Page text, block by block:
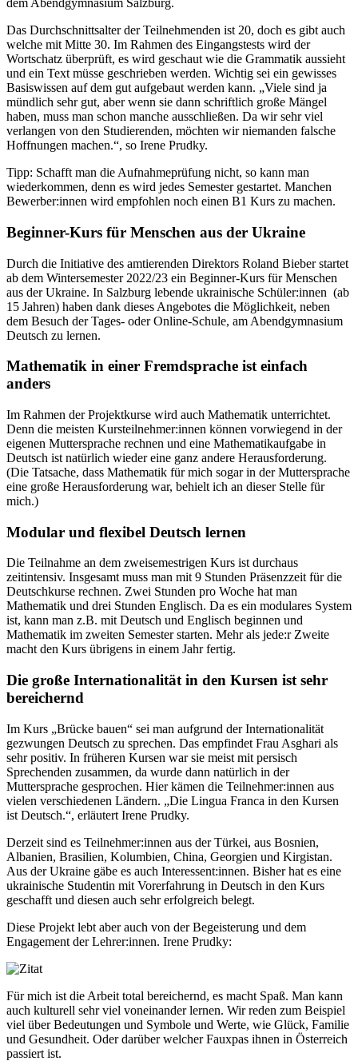
dem Abendgymnasium Salzburg.
Das Durchschnittsalter der Teilnehmenden ist 20, doch es gibt auch
welche mit Mitte 30. Im Rahmen des Eingangstests wird der
Wortschatz überprüft, es wird geschaut wie die Grammatik aussieht
und ein Text müsse geschrieben werden. Wichtig sei ein gewisses
Basiswissen auf dem gut aufgebaut werden kann. „Viele sind ja
mündlich sehr gut, aber wenn sie dann schriftlich große Mängel
haben, muss man schon manche ausschließen. Da wir sehr viel
verlangen von den Studierenden, möchten wir niemanden falsche
Hoffnungen machen.“, so Irene Prudky.
Tipp: Schafft man die Aufnahmeprüfung nicht, so kann man
wiederkommen, denn es wird jedes Semester gestartet. Manchen
Bewerber:innen wird empfohlen noch einen B1 Kurs zu machen.
Beginner-Kurs für Menschen aus der Ukraine
Durch die Initiative des amtierenden Direktors Roland Bieber startet
ab dem Wintersemester 2022/23 ein Beginner-Kurs für Menschen
aus der Ukraine. In Salzburg lebende ukrainische Schüler:innen (ab
15 Jahren) haben dank dieses Angebotes die Möglichkeit, neben
dem Besuch der Tages- oder Online-Schule, am Abendgymnasium
Deutsch zu lernen.
Mathematik in einer Fremdsprache ist einfach
anders
Im Rahmen der Projektkurse wird auch Mathematik unterrichtet.
Denn die meisten Kursteilnehmer:innen können vorwiegend in der
eigenen Muttersprache rechnen und eine Mathematikaufgabe in
Deutsch ist natürlich wieder eine ganz andere Herausforderung.
(Die Tatsache, dass Mathematik für mich sogar in der Muttersprache
eine große Herausforderung war, behielt ich an dieser Stelle für
mich.)
Modular und flexibel Deutsch lernen
Die Teilnahme an dem zweisemestrigen Kurs ist durchaus
zeitintensiv. Insgesamt muss man mit 9 Stunden Präsenzzeit für die
Deutschkurse rechnen. Zwei Stunden pro Woche hat man
Mathematik und drei Stunden Englisch. Da es ein modulares System
ist, kann man z.B. mit Deutsch und Englisch beginnen und
Mathematik im zweiten Semester starten. Mehr als jede:r Zweite
macht den Kurs übrigens in einem Jahr fertig.
Die große Internationalität in den Kursen ist sehr
bereichernd
Im Kurs „Brücke bauen“ sei man aufgrund der Internationalität
gezwungen Deutsch zu sprechen. Das empfindet Frau Asghari als
sehr positiv. In früheren Kursen war sie meist mit persisch
Sprechenden zusammen, da wurde dann natürlich in der
Muttersprache gesprochen. Hier kämen die Teilnehmer:innen aus
vielen verschiedenen Ländern. „Die Lingua Franca in den Kursen
ist Deutsch.“, erläutert Irene Prudky.
Derzeit sind es Teilnehmer:innen aus der Türkei, aus Bosnien,
Albanien, Brasilien, Kolumbien, China, Georgien und Kirgistan.
Aus der Ukraine gäbe es auch Interessent:innen. Bisher hat es eine
ukrainische Studentin mit Vorerfahrung in Deutsch in den Kurs
geschafft und diesen auch sehr erfolgreich belegt.
Diese Projekt lebt aber auch von der Begeisterung und dem
Engagement der Lehrer:innen. Irene Prudky:
Für mich ist die Arbeit total bereichernd, es macht Spaß. Man kann
auch kulturell sehr viel voneinander lernen. Wir reden zum Beispiel
viel über Bedeutungen und Symbole und Werte, wie Glück, Familie
und Gesundheit. Oder darüber welcher Fauxpas ihnen in Österreich
passiert ist.